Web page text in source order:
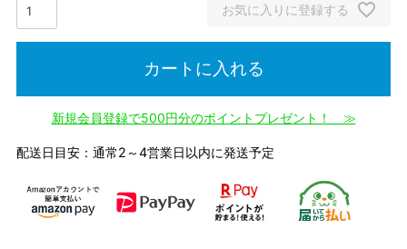
お気に入りに登録する
カートに入れる
新規会員登録で500円分のポイントプレゼント！ ≫
配送日目安：通常2～4営業日以内に発送予定